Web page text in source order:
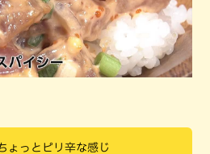
ょっとピリ辛な感じ